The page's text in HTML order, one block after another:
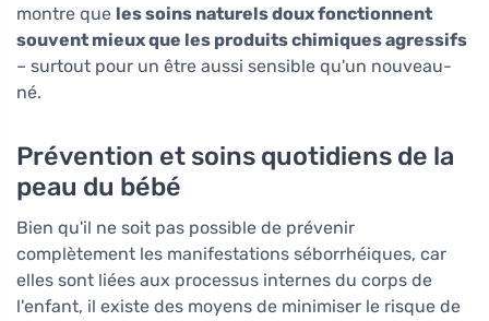
montre que les soins naturels doux fonctionnent
souvent mieux que les produits chimiques agressifs
– surtout pour un être aussi sensible qu'un nouveau-
né.
Prévention et soins quotidiens de la
peau du bébé
Bien qu'il ne soit pas possible de prévenir
complètement les manifestations séborrhéiques, car
elles sont liées aux processus internes du corps de
l'enfant, il existe des moyens de minimiser le risque de